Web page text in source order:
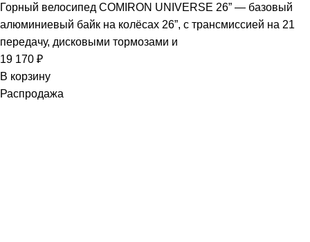
Горный велосипед COMIRON UNIVERSE 26” — базовый
алюминиевый байк на колёсах 26”, с трансмиссией на 21
передачу, дисковыми тормозами и
19 170 ₽
В корзину
Распродажа